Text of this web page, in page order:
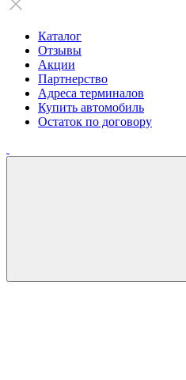
Каталог
Отзывы
Акции
Партнерство
Адреса терминалов
Купить автомобиль
Остаток по договору